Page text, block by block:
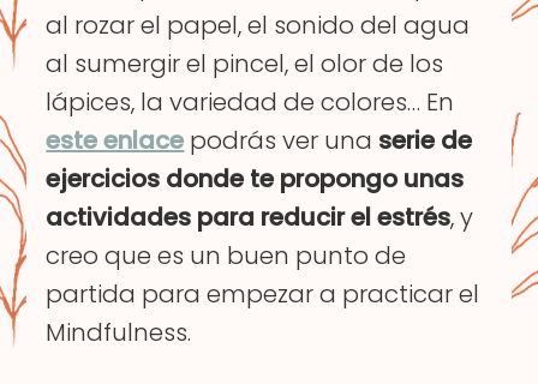
al rozar el papel, el sonido del agua
al sumergir el pincel, el olor de los
lápices, la variedad de colores… En
este enlace podrás ver una serie de
ejercicios donde te propongo unas
actividades para reducir el estrés, y
creo que es un buen punto de
partida para empezar a practicar el
Mindfulness.